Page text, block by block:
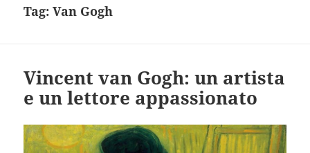
Tag:Van Gogh
Vincent van Gogh: un artista
e un lettore appassionato